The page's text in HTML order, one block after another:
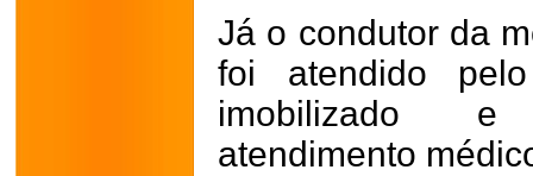
Já o condutor da
foi atendido
imobilizado e
atendimento